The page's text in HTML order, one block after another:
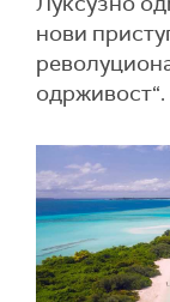
нови
одрживост“.